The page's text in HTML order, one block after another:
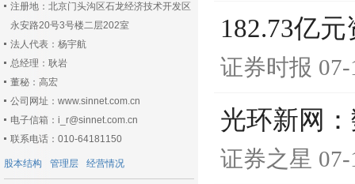
注册地：北京门头沟区石龙经济技术开发区
永安路20号3号楼二层202室
法人代表：杨宇航
总经理：耿岩
董秘：高宏
公司网址：www.sinnet.com.cn
电子信箱：i_r@sinnet.com.cn
联系电话：010-64181150
股本结构 管理层 经营情况
182.73亿
证券时报
光环新网
证券之星